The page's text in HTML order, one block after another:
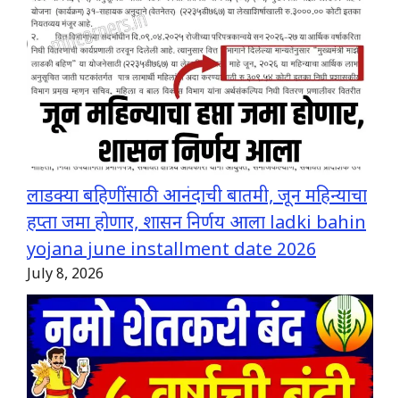
लाडक्या बहिणींसाठी आनंदाची बातमी, जून महिन्याचा
हप्ता जमा होणार, शासन निर्णय आला ladki bahin
yojana june installment date 2026
July 8, 2026